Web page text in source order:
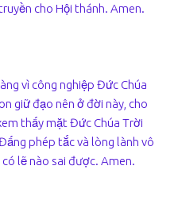
cho Hội thánh. Amen.
vì công nghiệp Đức Chúa
giữ đạo nên ở đời này, cho
thấy mặt Đức Chúa Trời
phép tắc và lòng lành vô
lẽ nào sai được. Amen.